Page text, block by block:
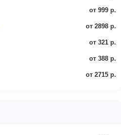
от 999 р.
от 2898 р.
от 321 р.
от 388 р.
от 2715 р.